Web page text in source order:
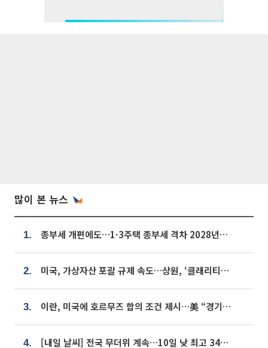
많이 본 뉴스
1. 종부세 개편에도…1·3주택 종부세 격차 2028년부터 확대
2. 미국, 가상자산 포괄 규제 속도…상원, ‘클래리티법’ 9월 절차투표 추진
3. 이란, 미국에 호르무즈 합의 조건 제시…美 “경기 아직 안 끝나” [종합]
4. [내일 날씨] 전국 무더위 계속…10일 낮 최고 34도 육박